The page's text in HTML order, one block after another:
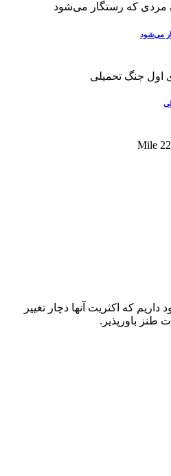
می‌شود
داریم که اکثریت آنها دچار تغییر
طنز باورپذیر.